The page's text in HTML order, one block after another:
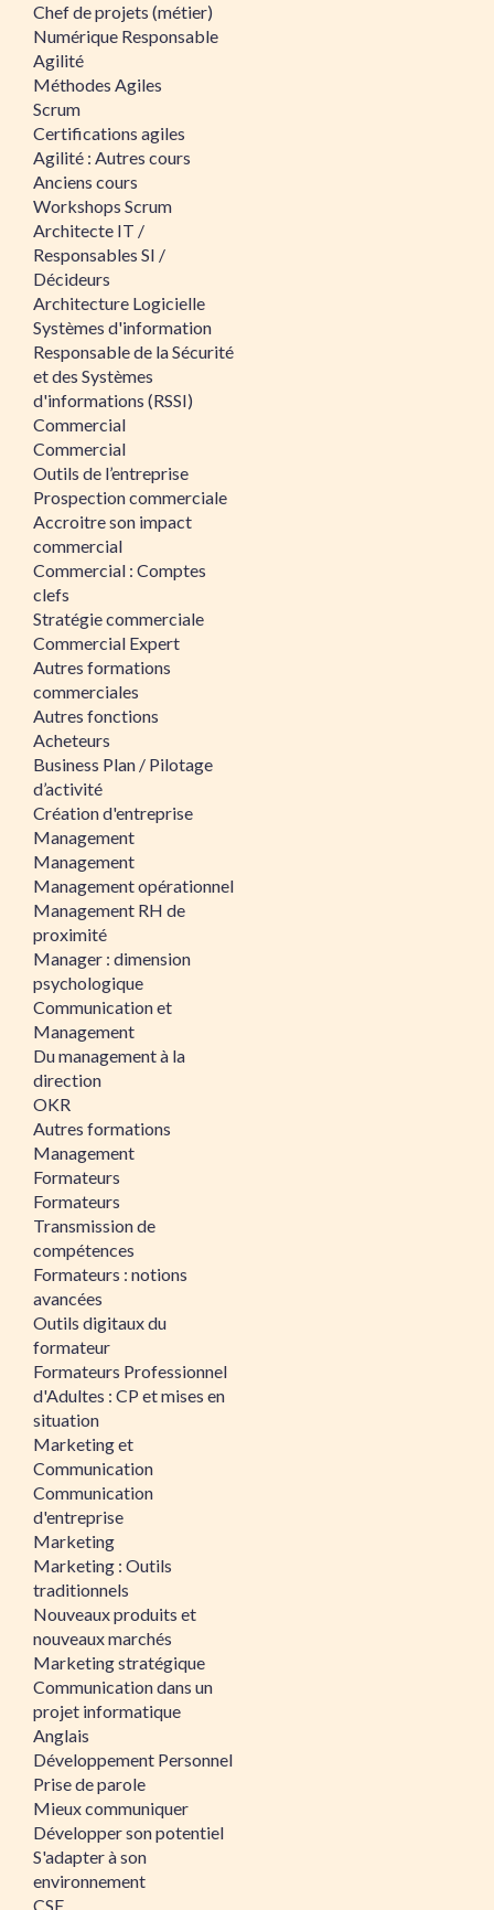
Chef de projets (métier)
Numérique Responsable
Agilité
Méthodes Agiles
Scrum
Certifications agiles
Agilité : Autres cours
Anciens cours
Workshops Scrum
Architecte IT /
Responsables SI /
Décideurs
Architecture Logicielle
Systèmes d'information
Responsable de la Sécurité
et des Systèmes
d'informations (RSSI)
Commercial
Commercial
Outils de l’entreprise
Prospection commerciale
Accroitre son impact
commercial
Commercial : Comptes
clefs
Stratégie commerciale
Commercial Expert
Autres formations
commerciales
Autres fonctions
Acheteurs
Business Plan / Pilotage
d’activité
Création d'entreprise
Management
Management
Management opérationnel
Management RH de
proximité
Manager : dimension
psychologique
Communication et
Management
Du management à la
direction
OKR
Autres formations
Management
Formateurs
Formateurs
Transmission de
compétences
Formateurs : notions
avancées
Outils digitaux du
formateur
Formateurs Professionnel
d'Adultes : CP et mises en
situation
Marketing et
Communication
Communication
d'entreprise
Marketing
Marketing : Outils
traditionnels
Nouveaux produits et
nouveaux marchés
Marketing stratégique
Communication dans un
projet informatique
Anglais
Développement Personnel
Prise de parole
Mieux communiquer
Développer son potentiel
S'adapter à son
environnement
CSE